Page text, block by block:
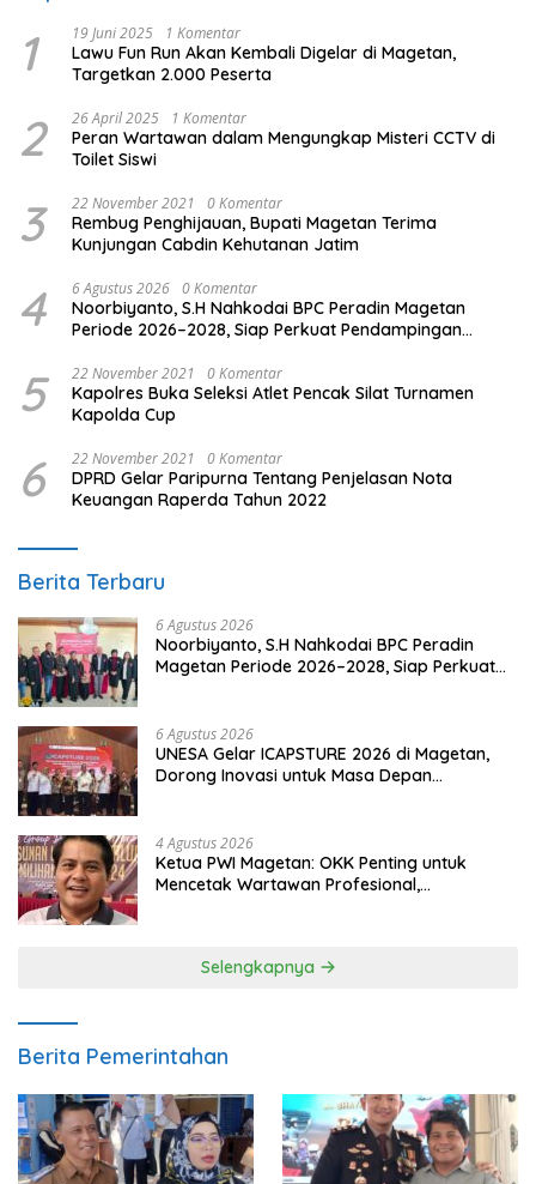
1 19 Juni 2025 1 Komentar
Lawu Fun Run Akan Kembali Digelar di Magetan,
Targetkan 2.000 Peserta
2 26 April 2025 1 Komentar
Peran Wartawan dalam Mengungkap Misteri CCTV di
Toilet Siswi
3 22 November 2021 0 Komentar
Rembug Penghijauan, Bupati Magetan Terima
Kunjungan Cabdin Kehutanan Jatim
4 6 Agustus 2026 0 Komentar
Noorbiyanto, S.H Nahkodai BPC Peradin Magetan
Periode 2026–2028, Siap Perkuat Pendampingan
5 22 November 2021 0 Komentar
Kapolres Buka Seleksi Atlet Pencak Silat Turnamen
Kapolda Cup
6 22 November 2021 0 Komentar
DPRD Gelar Paripurna Tentang Penjelasan Nota
Keuangan Raperda Tahun 2022
Berita Terbaru
6 Agustus 2026
Noorbiyanto, S.H Nahkodai BPC Peradin
Magetan Periode 2026–2028, Siap Perkuat
6 Agustus 2026
UNESA Gelar ICAPSTURE 2026 di Magetan,
Dorong Inovasi untuk Masa Depan
4 Agustus 2026
Ketua PWI Magetan: OKK Penting untuk
Mencetak Wartawan Profesional,
Selengkapnya
Berita Pemerintahan